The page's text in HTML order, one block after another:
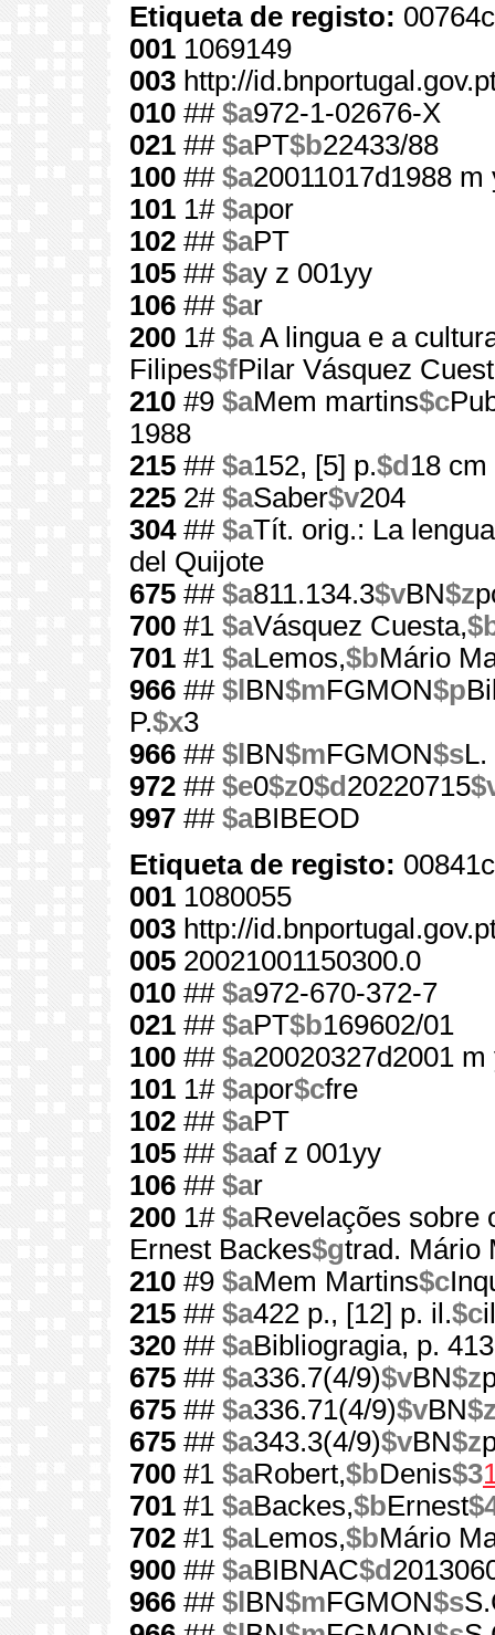
Etiqueta de registo:
001 1069149
003 http://
010 ## $a972-1-02676-X
021 ## $aPT$b22433/88
100 ## $a20011017d1988
101 1# $apor
102 ## $aPT
105 ## $ay z 001yy
106 ## $ar
200 1# $aA lingua e a
Filipes$fPilar Vásquez
210 #9 $aMem martins$c
1988
215 ## $a152, [5] p.$d 18 cm
225 2# $aSaber$v204
304## $aTít. orig.: La
del Quijote
675 ## $a811.134.3$vBN$z
700 #1 $aVásquez Cuesta,
701 #1 $aLemos,$bMário
966 ## $l BN$mFGMON$p
P.$x3
966 ## $l BN$mFGMON$sL.
972 ## $e0$z0$d 20220715
997 ## $aBIBEOD
Etiqueta de registo:
001 1080055
003 http://
005 20021001150300.0
010 ## $a972-670-372-7
021 ## $aPT$b169602/01
100 ## $a20020327d2001
101 1# $apor$cfre
102 ## $aPT
105 ## $aaf z 001yy
106 ## $ar
200 1# $aRevelações sobre
Ernest Backes$gtrad. Mário
210 #9 $aMem Martins$c
215 ## $a422 p., [12] p. il.$c
320 ## $aBibliogragia, p.
675 ## $a336.7(4/9)$vBN$z
675 ## $a336.71(4/9)$vBN
675 ## $a343.3(4/9)$vBN$z
700 #1 $aRobert,$bDenis$3
701 #1 $aBackes,$bErnest
702 #1 $aLemos,$bMário
900 ## $aBIBNAC$d
966 ## $l BN$mFGMON$s